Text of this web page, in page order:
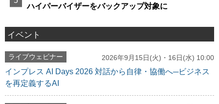
ハイパーバイザーをバックアップ対象に
イベント
ライブウェビナー 2026年9月15日(火)・16日(水) 10:00
インプレス AI Days 2026 対話から自律・協働へ─ビジネス
を再定義するAI